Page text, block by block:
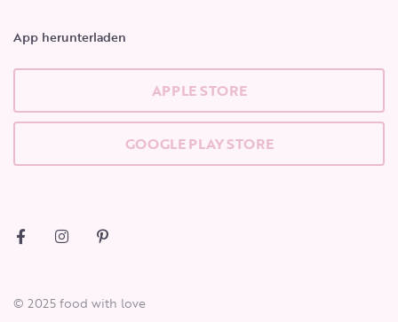
App herunterladen
APPLE STORE
GOOGLE PLAY STORE
© 2025 food with love